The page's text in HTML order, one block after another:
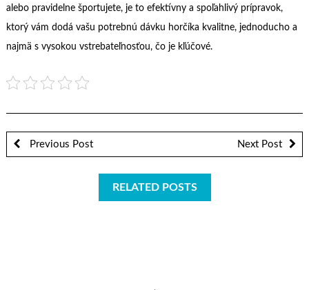
alebo pravidelne športujete, je to efektívny a spoľahlivý prípravok,
ktorý vám dodá vašu potrebnú dávku horčíka kvalitne, jednoducho a
najmä s vysokou vstrebateľnosťou, čo je kľúčové.
Previous Post Next Post
RELATED POSTS